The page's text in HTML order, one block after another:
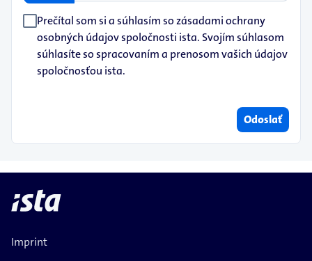
Prečítal som si a súhlasím so zásadami ochrany
osobných údajov spoločnosti ista. Svojím súhlasom
súhlasíte so spracovaním a prenosom vašich údajov
spoločnosťou ista.
Odoslať
Imprint